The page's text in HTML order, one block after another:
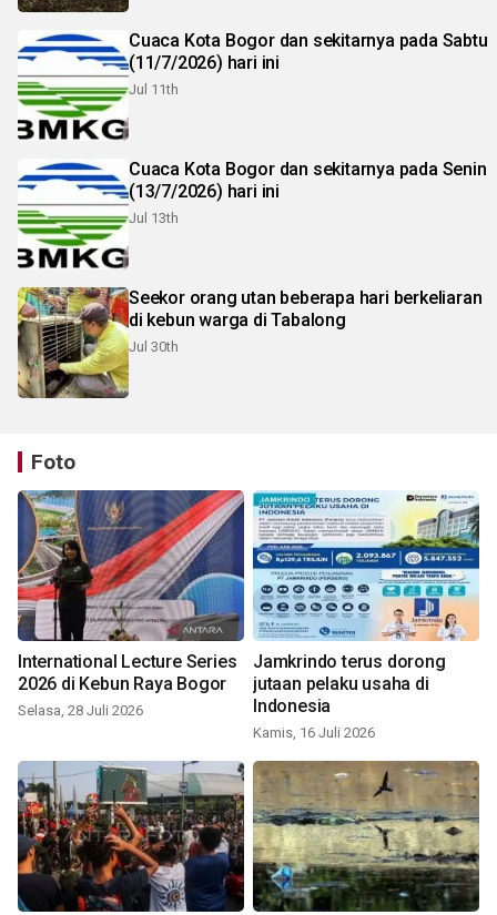
Cuaca Kota Bogor dan sekitarnya pada Sabtu
(11/7/2026) hari ini
Jul 11th
Cuaca Kota Bogor dan sekitarnya pada Senin
(13/7/2026) hari ini
Jul 13th
Seekor orang utan beberapa hari berkeliaran
di kebun warga di Tabalong
Jul 30th
Foto
International Lecture Series
2026 di Kebun Raya Bogor
Selasa, 28 Juli 2026
Jamkrindo terus dorong
jutaan pelaku usaha di
Indonesia
Kamis, 16 Juli 2026